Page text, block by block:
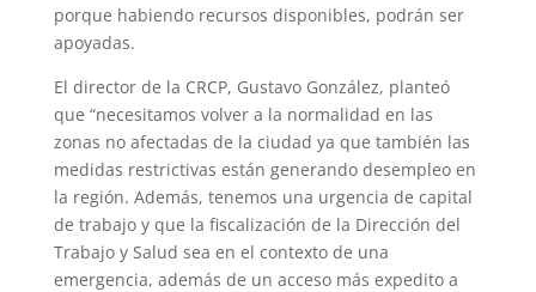
porque habiendo recursos disponibles, podrán ser
apoyadas.
El director de la CRCP, Gustavo González, planteó
que “necesitamos volver a la normalidad en las
zonas no afectadas de la ciudad ya que también las
medidas restrictivas están generando desempleo en
la región. Además, tenemos una urgencia de capital
de trabajo y que la fiscalización de la Dirección del
Trabajo y Salud sea en el contexto de una
emergencia, además de un acceso más expedito a